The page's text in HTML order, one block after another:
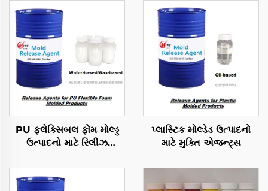
PU ફ્લેક્સિબલ ફોમ મોલ્ડ્ડ
ઉત્પાદનો માટે રિલીઝ
પ્લાસ્ટિક મોલ્ડેડ ઉત્પાદનો
માટે મુક્તિ એજન્ટ્સ